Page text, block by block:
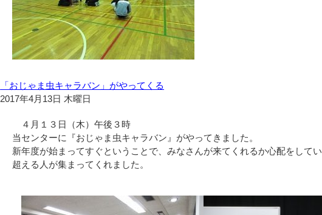
「おじゃま虫キャラバン」がやってくる
2017年4月13日 木曜日
４月１３日（木）午後３時
当センターに『おじゃま虫キャラバン』がやってきました。
新年度が始まってすぐということで、みなさんが来てくれるか心配をして
超える人が集まってくれました。